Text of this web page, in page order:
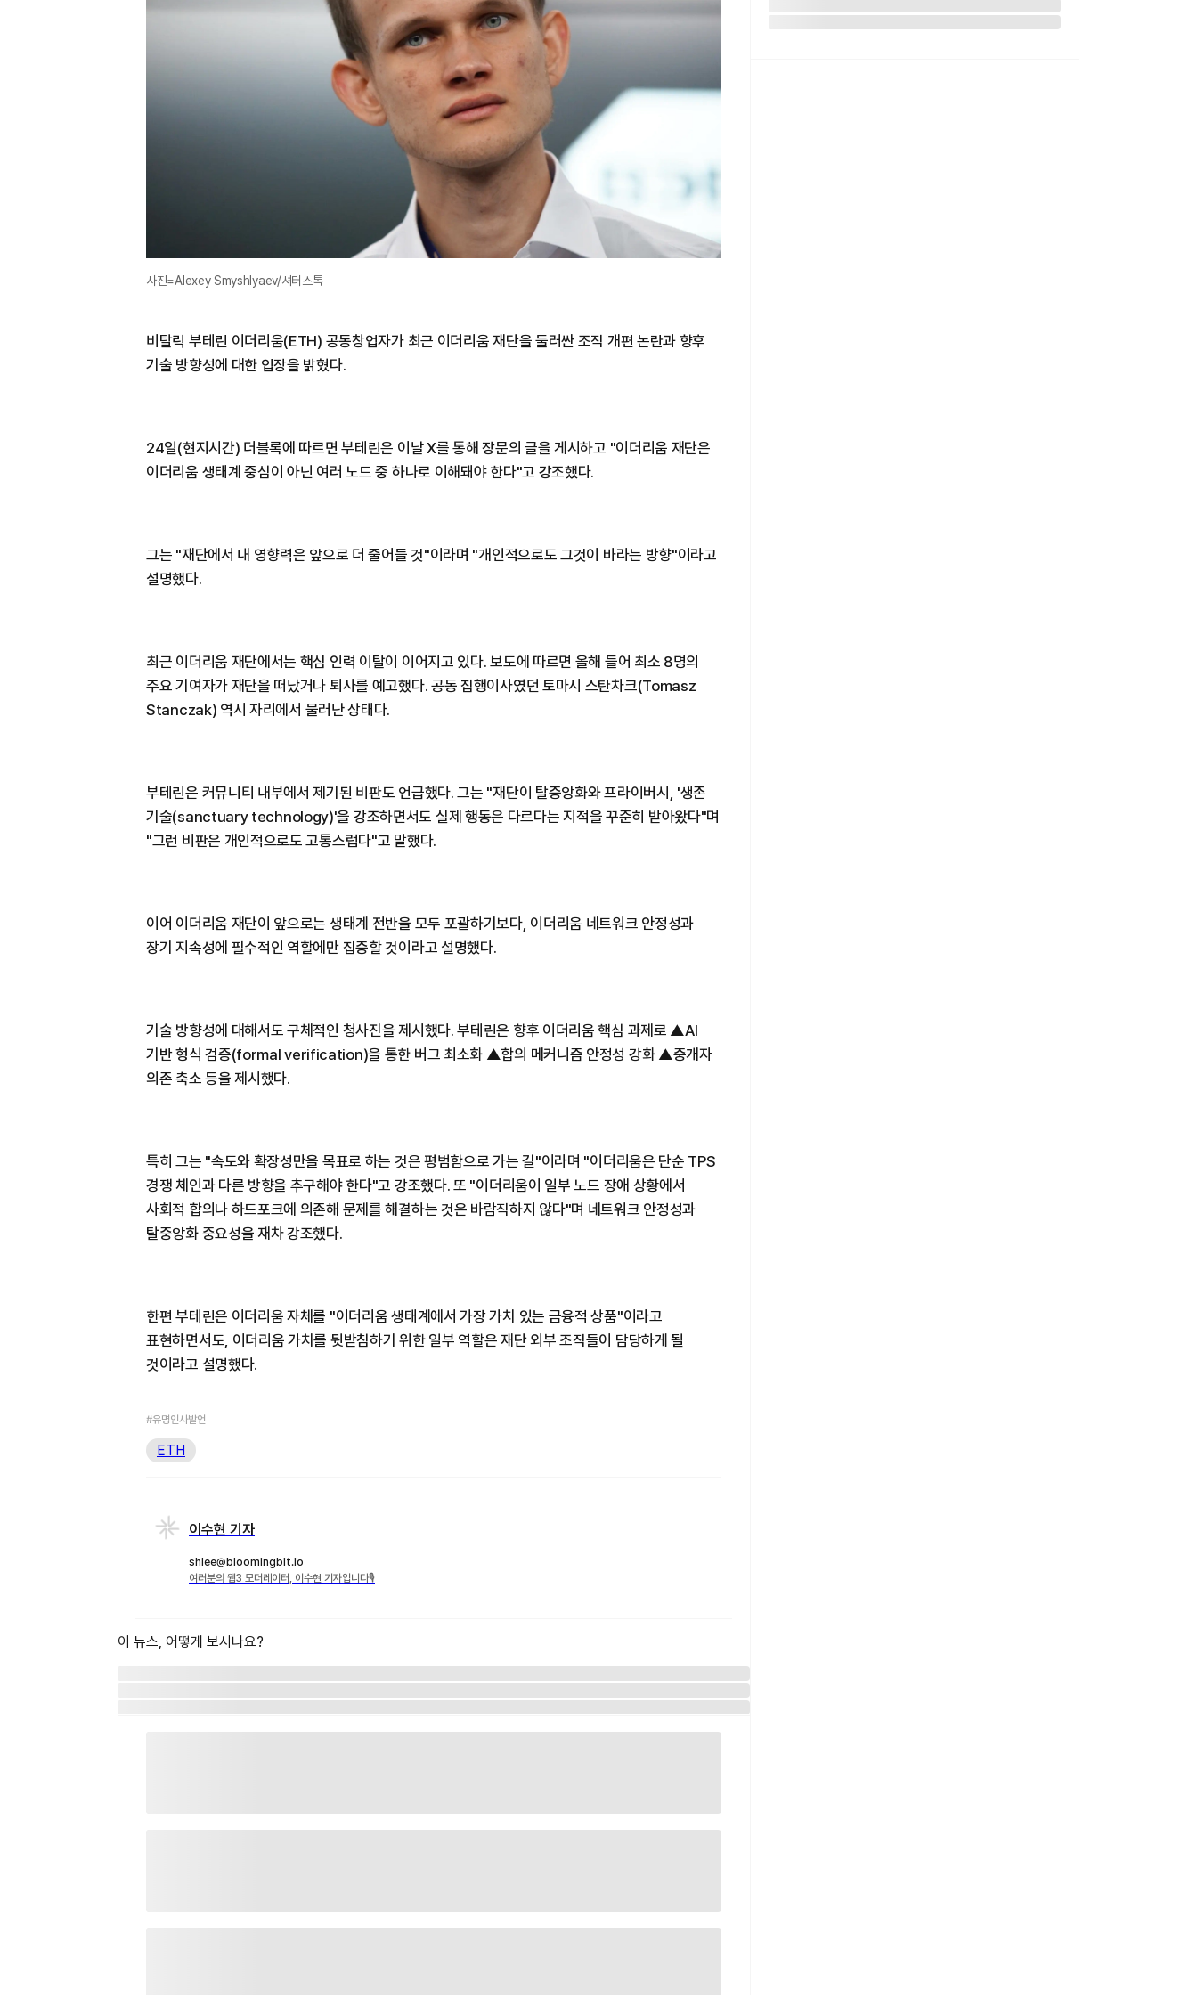
사진=Alexey Smyshlyaev/셔터스톡
비탈릭 부테린 이더리움(ETH) 공동창업자가 최근 이더리움 재단을 둘러싼 조직 개편 논란과 향후
기술 방향성에 대한 입장을 밝혔다.
24일(현지시간) 더블록에 따르면 부테린은 이날 X를 통해 장문의 글을 게시하고 "이더리움 재단은
이더리움 생태계 중심이 아닌 여러 노드 중 하나로 이해돼야 한다"고 강조했다.
그는 "재단에서 내 영향력은 앞으로 더 줄어들 것"이라며 "개인적으로도 그것이 바라는 방향"이라고
설명했다.
최근 이더리움 재단에서는 핵심 인력 이탈이 이어지고 있다. 보도에 따르면 올해 들어 최소 8명의
주요 기여자가 재단을 떠났거나 퇴사를 예고했다. 공동 집행이사였던 토마시 스탄차크(Tomasz
Stanczak) 역시 자리에서 물러난 상태다.
부테린은 커뮤니티 내부에서 제기된 비판도 언급했다. 그는 "재단이 탈중앙화와 프라이버시, '생존
기술(sanctuary technology)'을 강조하면서도 실제 행동은 다르다는 지적을 꾸준히 받아왔다"며
"그런 비판은 개인적으로도 고통스럽다"고 말했다.
이어 이더리움 재단이 앞으로는 생태계 전반을 모두 포괄하기보다, 이더리움 네트워크 안정성과
장기 지속성에 필수적인 역할에만 집중할 것이라고 설명했다.
기술 방향성에 대해서도 구체적인 청사진을 제시했다. 부테린은 향후 이더리움 핵심 과제로 ▲AI
기반 형식 검증(formal verification)을 통한 버그 최소화 ▲합의 메커니즘 안정성 강화 ▲중개자
의존 축소 등을 제시했다.
특히 그는 "속도와 확장성만을 목표로 하는 것은 평범함으로 가는 길"이라며 "이더리움은 단순 TPS
경쟁 체인과 다른 방향을 추구해야 한다"고 강조했다. 또 "이더리움이 일부 노드 장애 상황에서
사회적 합의나 하드포크에 의존해 문제를 해결하는 것은 바람직하지 않다"며 네트워크 안정성과
탈중앙화 중요성을 재차 강조했다.
한편 부테린은 이더리움 자체를 "이더리움 생태계에서 가장 가치 있는 금융적 상품"이라고
표현하면서도, 이더리움 가치를 뒷받침하기 위한 일부 역할은 재단 외부 조직들이 담당하게 될
것이라고 설명했다.
#유명인사발언
ETH
이수현 기자
shlee@bloomingbit.io
여러분의 웹3 모더레이터, 이수현 기자입니다🎙
이 뉴스, 어떻게 보시나요?